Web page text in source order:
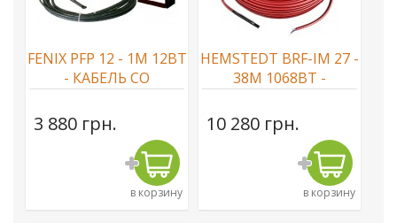
FENIX PFP 12 - 1М 12ВТ
- КАБЕЛЬ СО
ТЕРМОСТАТОМ
3 880 грн.
в корзину
HEMSTEDT BRF-IM 27 -
38М 1068ВТ -
КАБЕЛЬ
10 280 грн.
в корзину